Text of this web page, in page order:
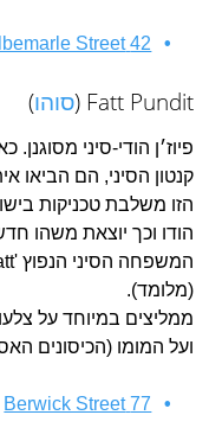
42 Albemarle Street
Fatt Pundit ( סוהו)
פיוז׳ן הודי-סיני
קנטון הסיני, הם הביאו
הזו משלבת טכניקות
(מלומד).
ממליצים במיוחד על
ועל המומו (הכיסונים
77 Berwick Street